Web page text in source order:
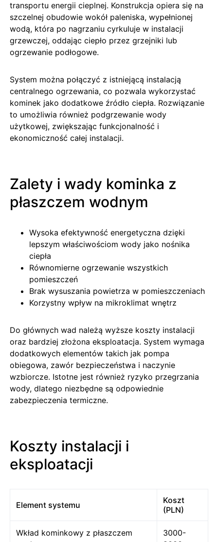
transportu energii cieplnej. Konstrukcja opiera się na
szczelnej obudowie wokół paleniska, wypełnionej
wodą, która po nagrzaniu cyrkuluje w instalacji
grzewczej, oddając ciepło przez grzejniki lub
ogrzewanie podłogowe.
System można połączyć z istniejącą instalacją
centralnego ogrzewania, co pozwala wykorzystać
kominek jako dodatkowe źródło ciepła. Rozwiązanie
to umożliwia również podgrzewanie wody
użytkowej, zwiększając funkcjonalność i
ekonomiczność całej instalacji.
Zalety i wady kominka z
płaszczem wodnym
Wysoka efektywność energetyczna dzięki
lepszym właściwościom wody jako nośnika
ciepła
Równomierne ogrzewanie wszystkich
pomieszczeń
Brak wysuszania powietrza w pomieszczeniach
Korzystny wpływ na mikroklimat wnętrz
Do głównych wad należą wyższe koszty instalacji
oraz bardziej złożona eksploatacja. System wymaga
dodatkowych elementów takich jak pompa
obiegowa, zawór bezpieczeństwa i naczynie
wzbiorcze. Istotne jest również ryzyko przegrzania
wody, dlatego niezbędne są odpowiednie
zabezpieczenia termiczne.
Koszty instalacji i
eksploatacji
Element systemu
Koszt
(PLN)
Wkład kominkowy z płaszczem
3000-